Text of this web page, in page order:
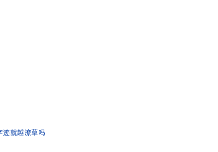
迹就越潦草吗